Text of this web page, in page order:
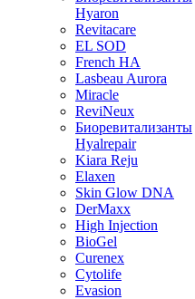
Hyaron
Revitacare
EL SOD
French HA
Lasbeau Aurora
Miracle
ReviNeux
Биоревитализанты
Hyalrepair
Kiara Reju
Elaxen
Skin Glow DNA
DerMaxx
High Injection
BioGel
Curenex
Cytolife
Evasion